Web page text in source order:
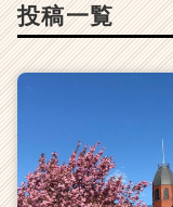
投稿一覧